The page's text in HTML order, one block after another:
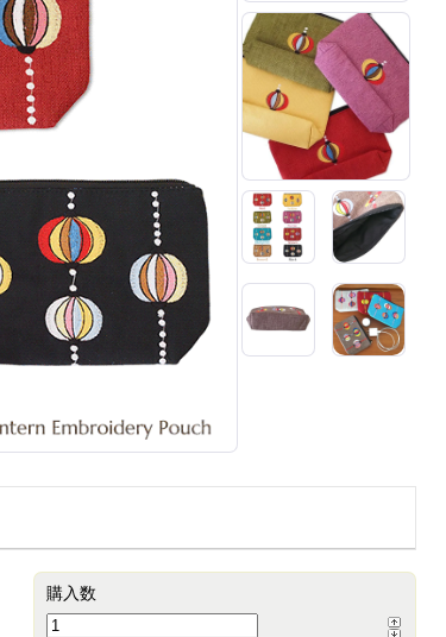
ホーム
> 新着商品
購入数